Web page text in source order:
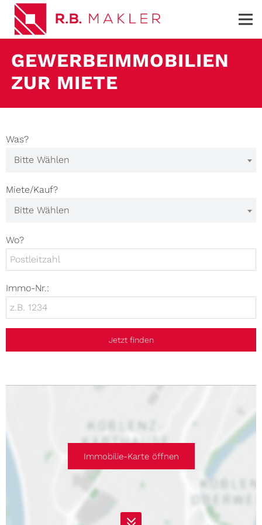
GEWERBEIMMOBILIEN
ZUR MIETE
Was?
Bitte Wählen
Miete/Kauf?
Bitte Wählen
Wo?
Immo-Nr.:
Jetzt finden
Immobilie-Karte öffnen